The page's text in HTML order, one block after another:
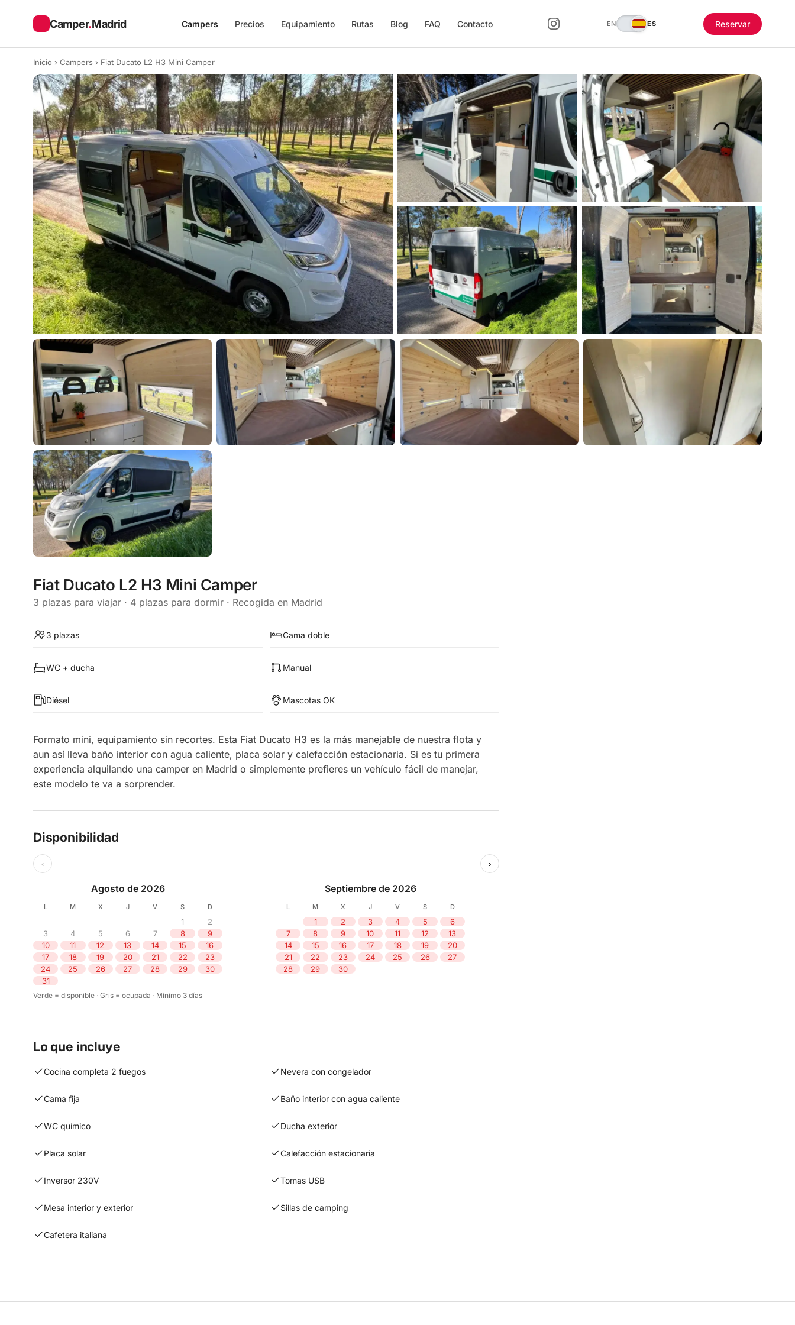
Camper.Madrid Campers Precios Equipamiento Rutas Blog FAQ Contacto EN ES Reservar
Inicio › Campers › Fiat Ducato L2 H3 Mini Camper
Fiat Ducato L2 H3 Mini Camper
3 plazas para viajar · 4 plazas para dormir · Recogida en Madrid
3 plazas Cama doble
WC + ducha Manual
Diésel Mascotas OK
Formato mini, equipamiento sin recortes. Esta Fiat Ducato H3 es la más manejable de nuestra flota y
aun así lleva baño interior con agua caliente, placa solar y calefacción estacionaria. Si es tu primera
experiencia alquilando una camper en Madrid o simplemente prefieres un vehículo fácil de manejar,
este modelo te va a sorprender.
Disponibilidad
‹ ›
Agosto de 2026
L M X J V S D
1
2
3
4 5 6 7 8
9
10
11 12 13 14 15
16
17
18 19 20 21 22
23
24
25 26 27 28 29
30
31
Septiembre de 2026
L M X J V S D
1 2 3 4 5
6
7
8 9 10 11 12
13
14
15 16 17 18 19
20
21
22 23 24 25 26
27
28
29 30
Verde = disponible · Gris = ocupada · Mínimo 3 días
Lo que incluye
Cocina completa 2 fuegos Nevera con congelador
Cama fija Baño interior con agua caliente
WC químico Ducha exterior
Placa solar Calefacción estacionaria
Inversor 230V Tomas USB
Mesa interior y exterior Sillas de camping
Cafetera italiana